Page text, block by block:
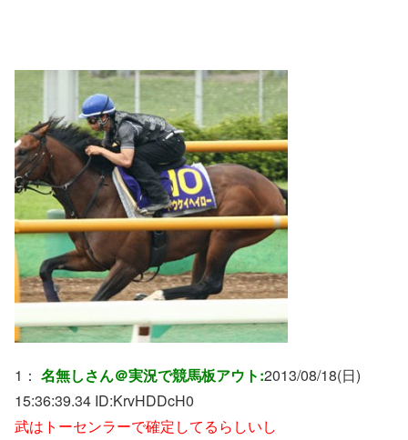
1： 名無しさん＠実況で競馬板アウト:2013/08/18(日)
15:36:39.34 ID:KrvHDDcH0
武はトーセンラーで確定してるらしいし